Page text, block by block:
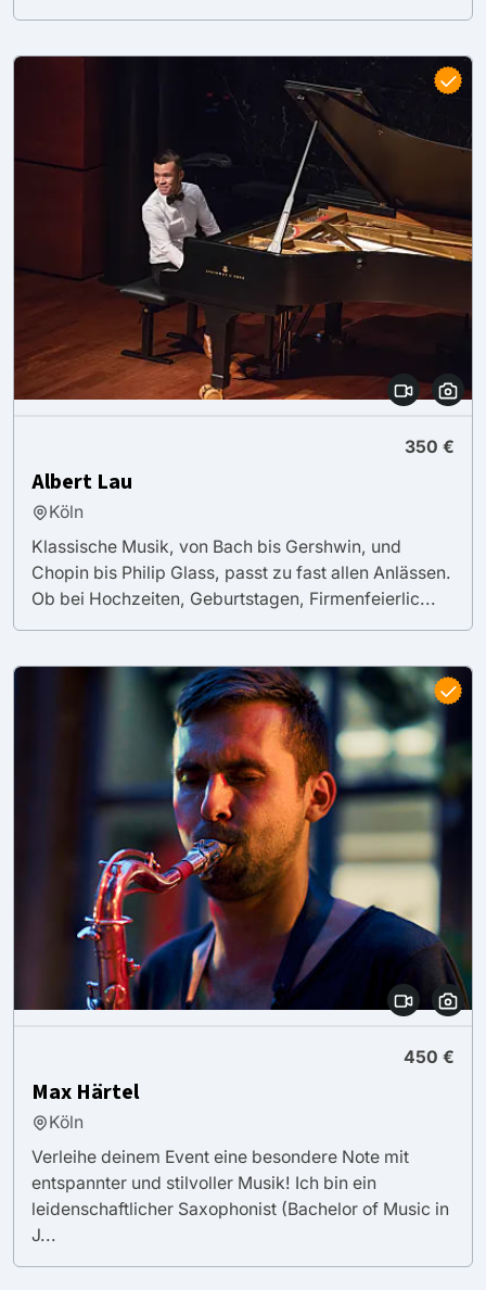
350 €
Albert Lau
Köln
Klassische Musik, von Bach bis Gershwin, und
Chopin bis Philip Glass, passt zu fast allen Anlässen.
Ob bei Hochzeiten, Geburtstagen, Firmenfeierlic...
450 €
Max Härtel
Köln
Verleihe deinem Event eine besondere Note mit
entspannter und stilvoller Musik! Ich bin ein
leidenschaftlicher Saxophonist (Bachelor of Music in
J...